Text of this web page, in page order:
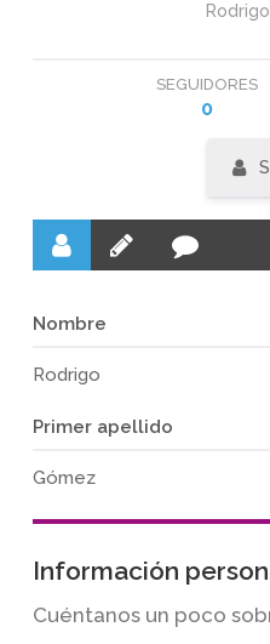
SEGUIDORES
0
Nombre
Rodrigo
Primer apellido
Gómez
Información
Cuéntanos un poco